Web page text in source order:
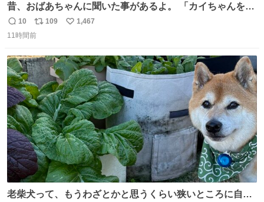
昔、おばあちゃんに聞いた事があるよ。 「カイちゃんをい
じめると、アイツが海から上がって来るぞ。」って。
返
信
10
リ
ポ
ト
数
109
い
数
1,467
11時間前
老柴犬って、もうわざとかと思うくらい狭いところに自ら